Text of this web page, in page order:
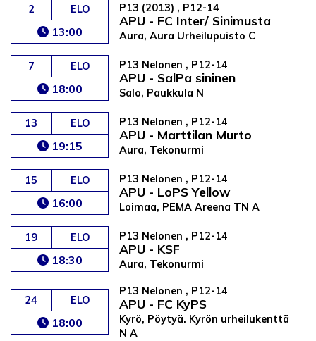
2 ELO
13:00
P13 (2013) , P12-14
APU - FC Inter/ Sinimusta
Aura, Aura Urheilupuisto C
7 ELO
18:00
P13 Nelonen , P12-14
APU - SalPa sininen
Salo, Paukkula N
13 ELO
19:15
P13 Nelonen , P12-14
APU - Marttilan Murto
Aura, Tekonurmi
15 ELO
16:00
P13 Nelonen , P12-14
APU - LoPS Yellow
Loimaa, PEMA Areena TN A
19 ELO
18:30
P13 Nelonen , P12-14
APU - KSF
Aura, Tekonurmi
24 ELO
18:00
P13 Nelonen , P12-14
APU - FC KyPS
Kyrö, Pöytyä. Kyrön urheilukenttä
N A